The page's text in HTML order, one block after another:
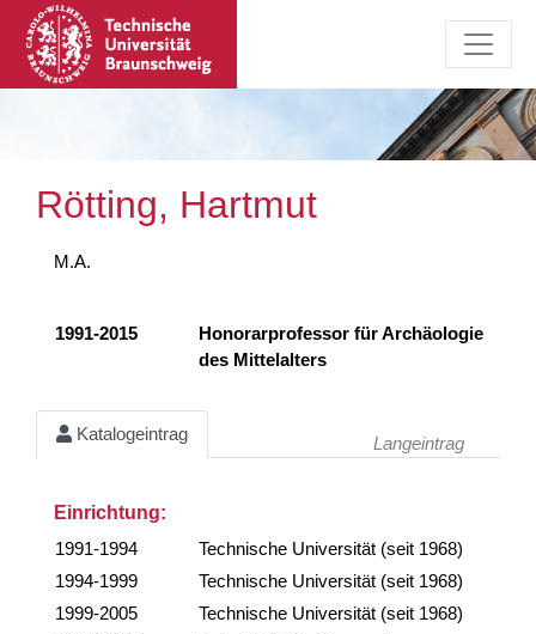
Rötting, Hartmut
M.A.
1991-2015
Honorarprofessor für Archäologie
des Mittelalters
Katalogeintrag Langeintrag
Einrichtung:
1991-1994
Technische Universität (seit 1968)
1994-1999
Technische Universität (seit 1968)
1999-2005
Technische Universität (seit 1968)